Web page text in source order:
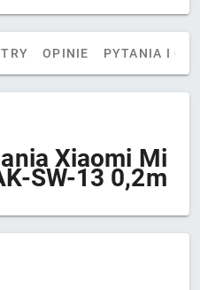
OPINIE PYTANIA I
Xiaomi Mi
SW-13 0,2m